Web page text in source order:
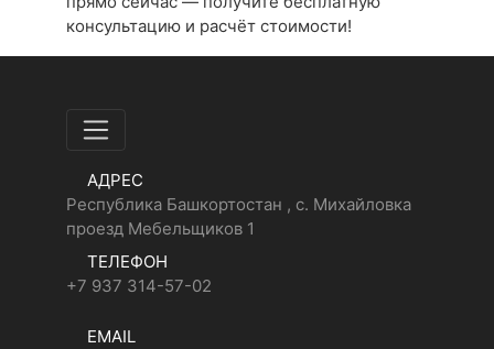
консультацию и расчёт стоимости!
АДРЕС
Республика Башкортостан , с. Михайловка
проезд Мебельщиков 1
ТЕЛЕФОН
+7 937 314-57-02
EMAIL